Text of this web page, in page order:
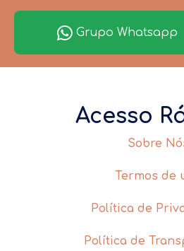
Grupo Whatsapp
Acesso
Sobre
Termos de
Política de
Política de